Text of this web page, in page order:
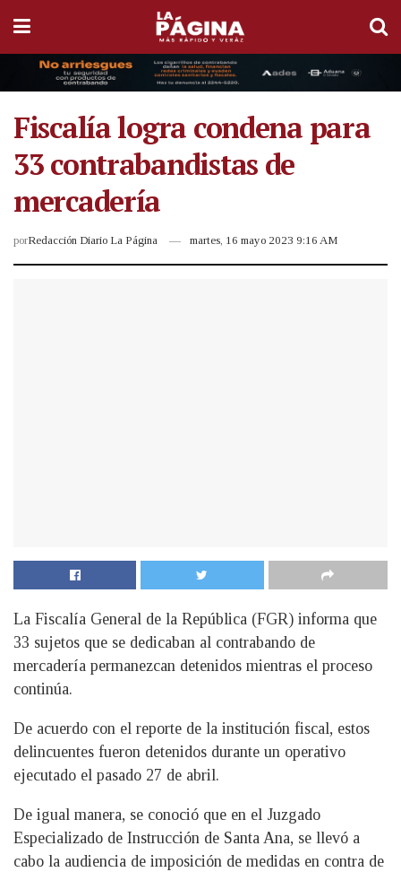
Fiscalía logra condena para
33 contrabandistas de
mercadería
porRedacción Diario La Página martes, 16 mayo 2023 9:16 AM
La Fiscalía General de la República (FGR) informa que
33 sujetos que se dedicaban al contrabando de
mercadería permanezcan detenidos mientras el proceso
continúa.
De acuerdo con el reporte de la institución fiscal, estos
delincuentes fueron detenidos durante un operativo
ejecutado el pasado 27 de abril.
De igual manera, se conoció que en el Juzgado
Especializado de Instrucción de Santa Ana, se llevó a
cabo la audiencia de imposición de medidas en contra de